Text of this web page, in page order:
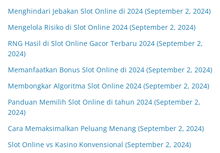
Menghindari Jebakan Slot Online di 2024 (September 2, 2024)
Mengelola Risiko di Slot Online 2024 (September 2, 2024)
RNG Hasil di Slot Online Gacor Terbaru 2024 (September 2,
2024)
Memanfaatkan Bonus Slot Online di 2024 (September 2, 2024)
Membongkar Algoritma Slot Online 2024 (September 2, 2024)
Panduan Memilih Slot Online di tahun 2024 (September 2,
2024)
Cara Memaksimalkan Peluang Menang (September 2, 2024)
Slot Online vs Kasino Konvensional (September 2, 2024)